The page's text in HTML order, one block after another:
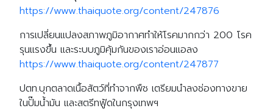
https://www.thaiquote.org/content/247876
การเปลี่ยนแปลงสภาพภูมิอากาศทำให้โรคมากกว่า 200 โรค
รุนแรงขึ้น และระบบภูมิคุ้มกันของเราอ่อนแอลง
https://www.thaiquote.org/content/247877
ปตท.บุกตลาดเนื้อสัตว์ที่ทำจากพืช เตรียมนำลงช่องทางขาย
ในปั๊มน้ำมัน และสตรีทฟู้ดในกรุงเทพฯ